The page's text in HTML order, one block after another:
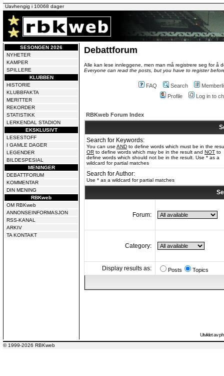
Uavhengig i 10068 dager
SESONGEN 2026
NYHETER
KAMPER
SPILLERE
KLUBBEN
HISTORIE
KLUBBFAKTA
MERITTER
REKORDER
STATISTIKK
LERKENDAL STADION
EKSKLUSIVT
LESESTOFF
I GAMLE DAGER
LEGENDER
BILDESPESIAL
MENINGER
DEBATTFORUM
KOMMENTAR
DIN MENING
RBKweb
OM RBKweb
ANNONSEINFORMASJON
RSS-KANAL
ARKIV
TA KONTAKT
Debattforum
Alle kan lese innleggene, men man må registrere seg for å
Everyone can read the posts, but you have to register
FAQ Search
Profile
Log in to
RBKweb Forum Index
Search for Keywords:
You can use AND to define words which must be in the
OR to define words which may be in the result and NOT to
define words which should not be in the result. Use * as a
wildcard for partial matches
Search for Author:
Use * as a wildcard for partial matches
Forum:
Category:
Display results as: Posts Topics
Utviklet av
© 1999-2026 RBKweb